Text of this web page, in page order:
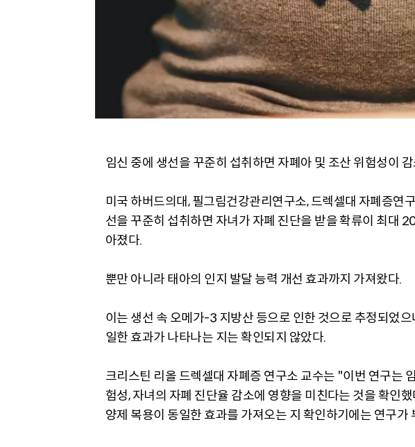
임신 중에 생선을 꾸준히 섭취하면 자폐아 및 조산 위험성이
미국 하버드의대, 필그림건강관리연구소, 드렉셀대 자폐증연
선을 꾸준히 섭취하면 자녀가 자폐 진단을 받을 확류이 최대
아졌다.
뿐만 아니라 태아의 인지 발달 능력 개선 효과까지 가져왔다.
이는 생선 속 오메가-3 지방산 등으로 인한 것으로 추정되었
일한 효과가 나타나는 지는 확인되지 않았다.
크리스틴 리올 드렉셀대 자폐증 연구소 교수는 "이번 연구는
험성, 자녀의 자폐 진단율 감소에 영향을 미친다는 것을 확인
양제 복용이 동일한 효과를 가져오는 지 확인하기에는 연구가